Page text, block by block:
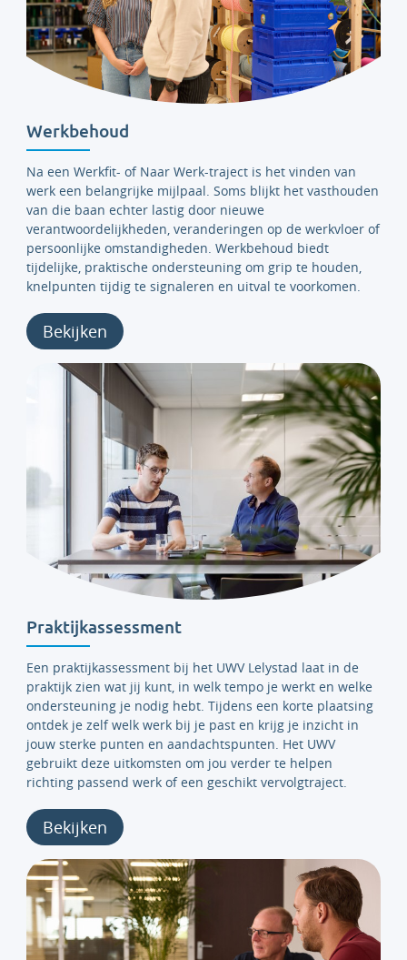
Werkbehoud
Na een Werkfit- of Naar Werk-traject is het vinden van
werk een belangrijke mijlpaal. Soms blijkt het vasthouden
van die baan echter lastig door nieuwe
verantwoordelijkheden, veranderingen op de werkvloer of
persoonlijke omstandigheden. Werkbehoud biedt
tijdelijke, praktische ondersteuning om grip te houden,
knelpunten tijdig te signaleren en uitval te voorkomen.
Bekijken
Praktijkassessment
Een praktijkassessment bij het UWV Lelystad laat in de
praktijk zien wat jij kunt, in welk tempo je werkt en welke
ondersteuning je nodig hebt. Tijdens een korte plaatsing
ontdek je zelf welk werk bij je past en krijg je inzicht in
jouw sterke punten en aandachtspunten. Het UWV
gebruikt deze uitkomsten om jou verder te helpen
richting passend werk of een geschikt vervolgtraject.
Bekijken